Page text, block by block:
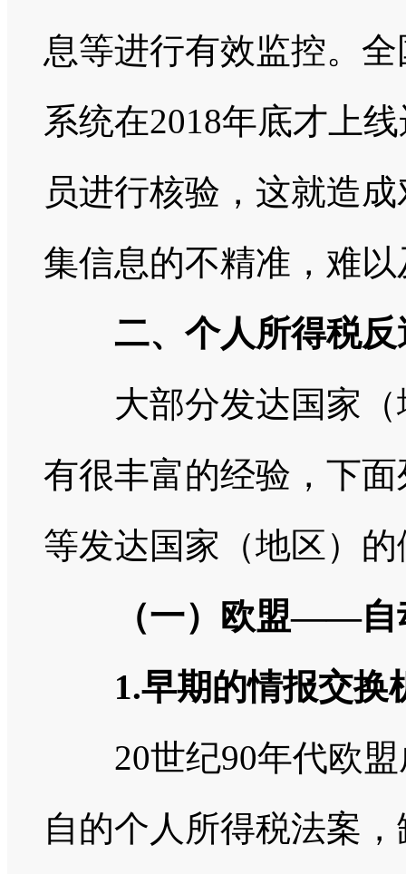
息等进行有效监控。
系统在2018年底才上
员进行核验，这就造
集信息的不精准，难
二、个人所得税
大部分发达国家（
有很丰富的经验，下
等发达国家（地区）
（一）欧盟——自
1.早期的情报交换
20世纪90年代欧盟
自的个人所得税法案